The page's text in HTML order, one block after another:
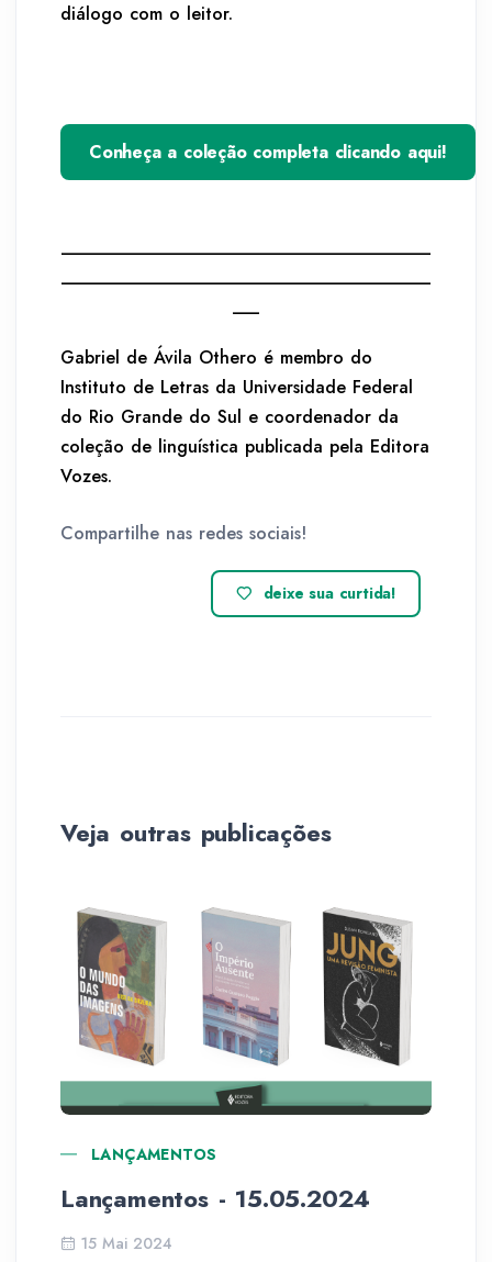
diálogo com o leitor.
Conheça a coleção completa clicando aqui!
__________________________________________
__________________________________________
___
Gabriel de Ávila Othero é membro do
Instituto de Letras da Universidade Federal
do Rio Grande do Sul e coordenador da
coleção de linguística publicada pela Editora
Vozes.
Compartilhe nas redes sociais!
deixe sua curtida!
Veja outras publicações
LANÇAMENTOS
Lançamentos - 15.05.2024
15 Mai 2024